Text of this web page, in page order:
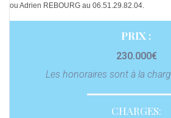
ou Adrien REBOURG au 06.51.29.82.04.
PRIX :
230.000€
Les honoraires sont à la
CHARGES: